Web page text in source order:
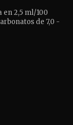
en 2,5 ml/100
de 7,0 -